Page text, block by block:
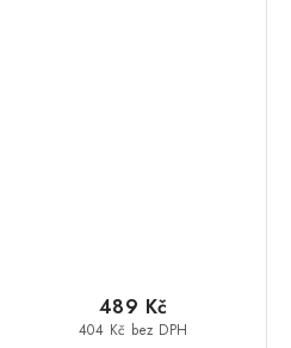
404 Kč bez DPH
489 Kč